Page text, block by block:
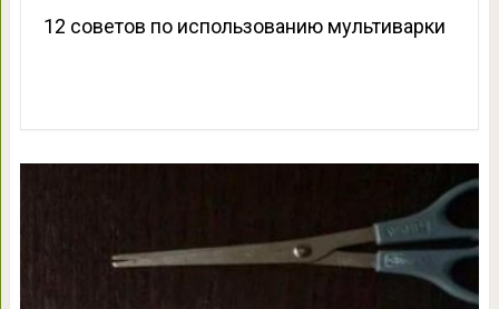
12 советов по использованию мультиварки